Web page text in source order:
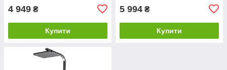
4 949 ₴
Купити
5 994 ₴
Купити